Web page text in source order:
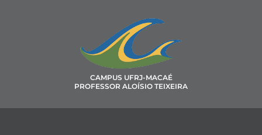
CAMPUS UFRJ-MACAÉ
PROFESSOR ALOÍSIO TEIXEIRA